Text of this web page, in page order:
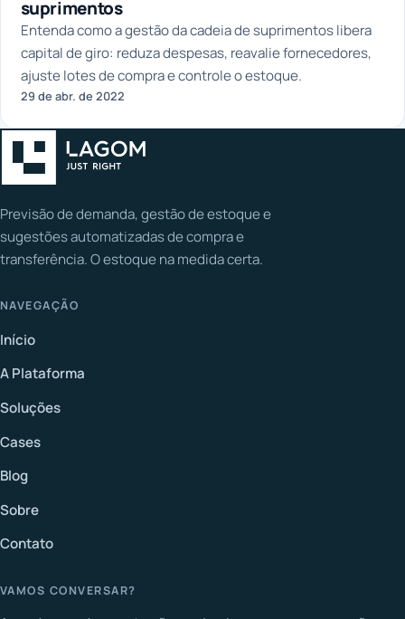
suprimentos
Entenda como a gestão da cadeia de suprimentos libera
capital de giro: reduza despesas, reavalie fornecedores,
ajuste lotes de compra e controle o estoque.
29 de abr. de 2022
Previsão de demanda, gestão de estoque e
sugestões automatizadas de compra e
transferência. O estoque na medida certa.
NAVEGAÇÃO
Início
A Plataforma
Soluções
Cases
Blog
Sobre
Contato
VAMOS CONVERSAR?